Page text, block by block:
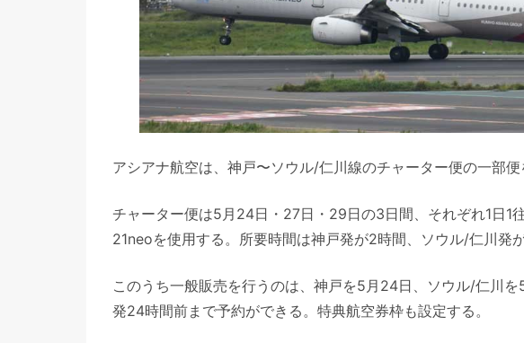
アシアナ航空は、神戸〜ソウル/仁川線のチャーター便の一部便
チャーター便は5月24日・27日・29日の3日間、それぞれ1日1
21neoを使用する。所要時間は神戸発が2時間、ソウル/仁川発が
このうち一般販売を行うのは、神戸を5月24日、ソウル/仁川
発24時間前まで予約ができる。特典航空券枠も設定する。